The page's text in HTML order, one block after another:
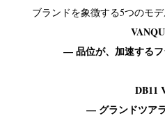
ブランドを象徴する5つのモ
— 品位が、加速する
DB11
— グランドツア